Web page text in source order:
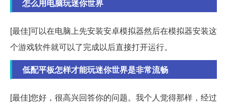
怎么用电脑玩迷你世界
[最佳]可以在电脑上先安装安卓模拟器然后在模拟器安装这
个游戏软件就可以了完成以后直接打开运行。
低配平板怎样才能玩迷你世界是非常流畅
[最佳]您好，很高兴回答你的问题。我个人觉得那样，经过